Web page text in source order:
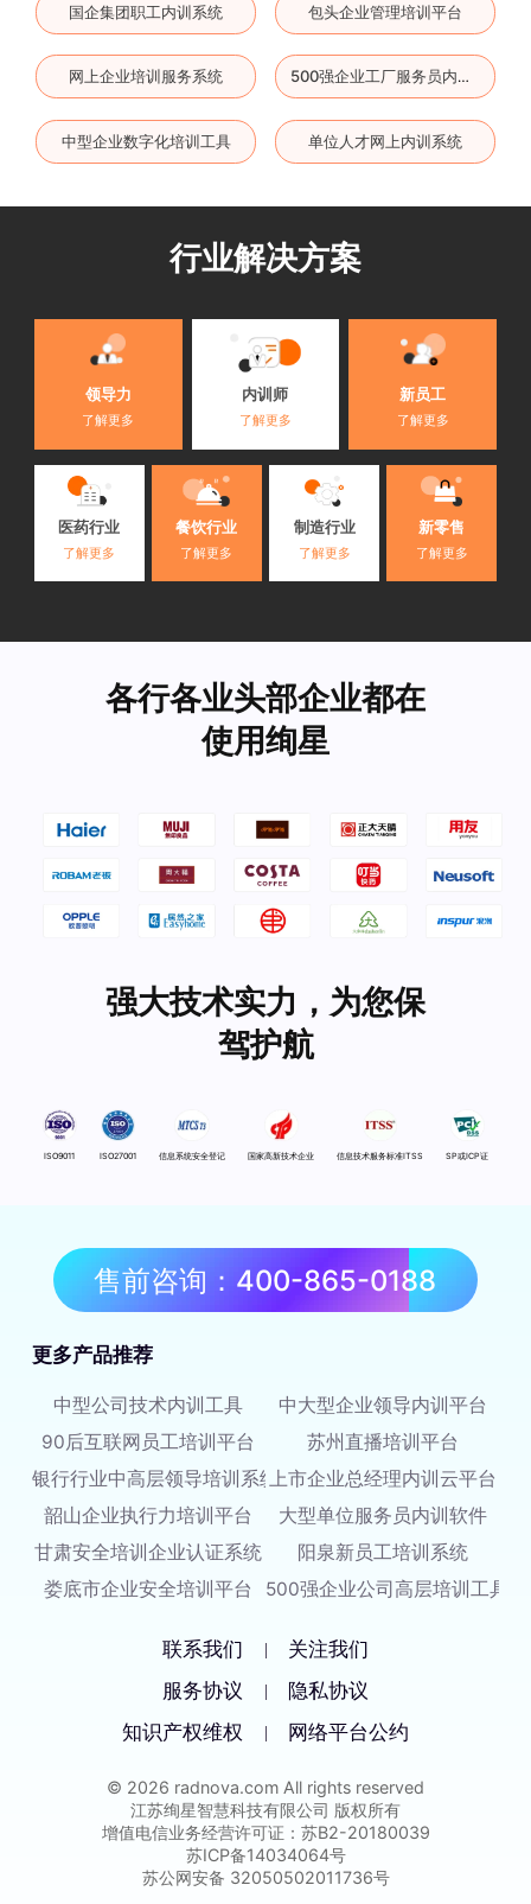
国企集团职工内训系统 包头企业管理培训平台
网上企业培训服务系统 500强企业工厂服务员内训系统
中型企业数字化培训工具 单位人才网上内训系统
行业解决方案
领导力
了解更多
内训师
了解更多
新员工
了解更多
医药行业
了解更多
餐饮行业
了解更多
制造行业
了解更多
新零售
了解更多
各行各业头部企业都在
使用绚星
强大技术实力，为您保
驾护航
ISO9011 ISO27001 信息系统安全登记 国家高新技术企业 信息技术服务标准ITSS SP或ICP证
售前咨询：400-865-0188
更多产品推荐
中型公司技术内训工具
中大型企业领导内训平台
90后互联网员工培训平台
苏州直播培训平台
银行行业中高层领导培训系统上市企业总经理内训云平台
韶山企业执行力培训平台
大型单位服务员内训软件
甘肃安全培训企业认证系统
阳泉新员工培训系统
娄底市企业安全培训平台
500强企业公司高层培训工具
联系我们 |
关注我们
服务协议
|
隐私协议
知识产权维权
| 网络平台公约
© 2026 radnova.com All rights reserved
江苏绚星智慧科技有限公司 版权所有
增值电信业务经营许可证：苏B2-20180039
苏ICP备14034064号
苏公网安备 32050502011736号